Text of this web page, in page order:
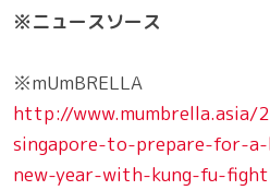
※ニュースソース
※mUmBRELLA
http://
singapore-to-prepare-for-a-
new-year-with-kung-fu-